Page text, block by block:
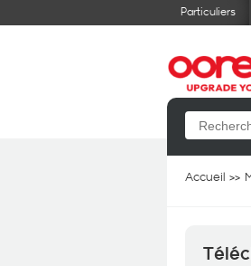
Particuliers
Accueil